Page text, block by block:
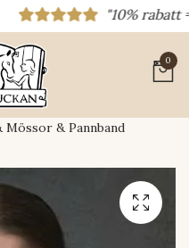
"10% rabatt =
0
Mössor & Pannband